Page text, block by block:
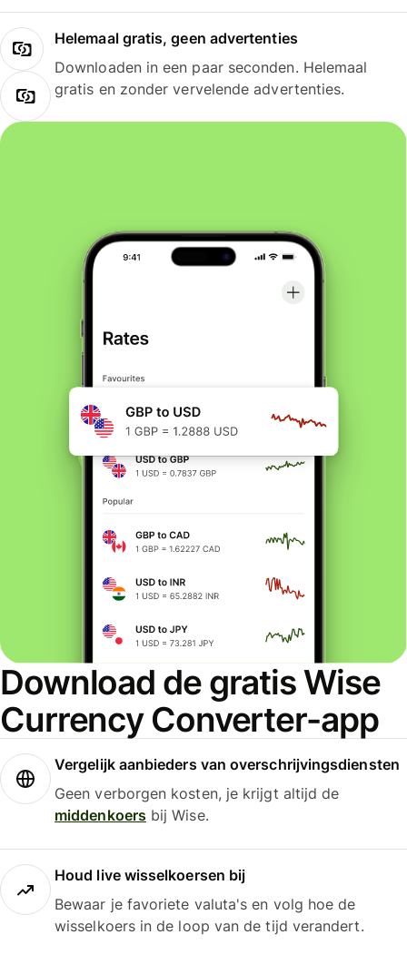
Helemaal gratis, geen advertenties
Downloaden in een paar seconden. Helemaal
gratis en zonder vervelende advertenties.
Download de gratis Wise
Currency Converter-app
Vergelijk aanbieders van overschrijvingsdiensten
Geen verborgen kosten, je krijgt altijd de
middenkoersbij Wise.
Houd live wisselkoersen bij
Bewaar je favoriete valuta's en volg hoe de
wisselkoers in de loop van de tijd verandert.